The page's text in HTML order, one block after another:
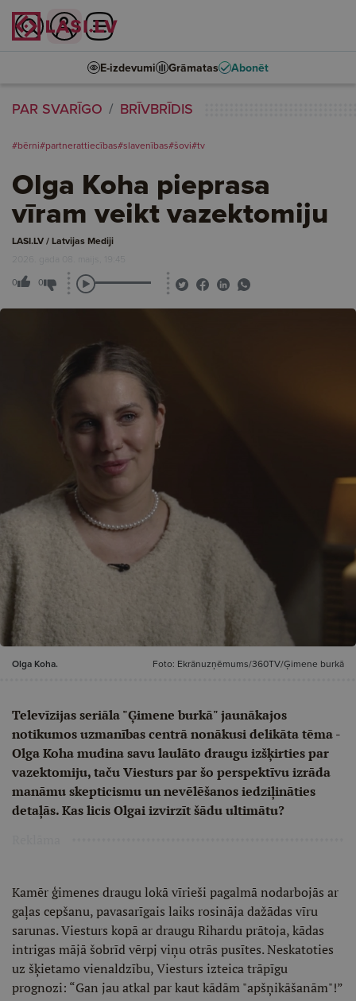
E-izdevumi Grāmatas Abonēt
PAR SVARĪGO BRĪVBRĪDIS
#bērni#partnerattiecības#slavenības#šovi#tv
Olga Koha pieprasa
vīram veikt vazektomiju
LASI.LV / Latvijas Mediji
2026. gada 08. maijs, 19:45
0 0
Olga Koha. Foto: Ekrānuzņēmums/360TV/Ģimene burkā
Televīzijas seriāla "Ģimene burkā" jaunākajos
notikumos uzmanības centrā nonākusi delikāta tēma -
Olga Koha mudina savu laulāto draugu izšķirties par
vazektomiju, taču Viesturs par šo perspektīvu izrāda
manāmu skepticismu un nevēlēšanos iedziļināties
detaļās. Kas licis Olgai izvirzīt šādu ultimātu?
Kamēr ģimenes draugu lokā vīrieši pagalmā nodarbojās ar
gaļas cepšanu, pavasarīgais laiks rosināja dažādas vīru
sarunas. Viesturs kopā ar draugu Rihardu prātoja, kādas
intrigas mājā šobrīd vērpj viņu otrās pusītes. Neskatoties
uz šķietamo vienaldzību, Viesturs izteica trāpīgu
prognozi: “Gan jau atkal par kaut kādām "apšņikāšanām"!”